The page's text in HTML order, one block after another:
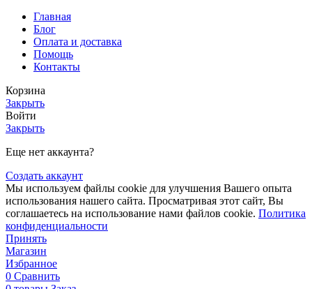
Главная
Блог
Оплата и доставка
Помощь
Контакты
Корзина
Закрыть
Войти
Закрыть
Еще нет аккаунта?
Создать аккаунт
Мы используем файлы cookie для улучшения Вашего опыта
использования нашего сайта. Просматривая этот сайт, Вы
соглашаетесь на использование нами файлов cookie. Политика
конфиденциальности
Принять
Магазин
Избранное
0 Сравнить